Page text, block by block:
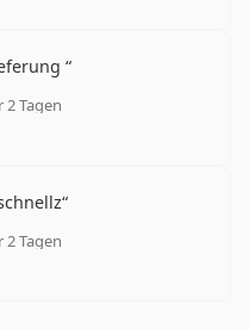
Tagen
5 aus 5
Tagen
5 aus 5